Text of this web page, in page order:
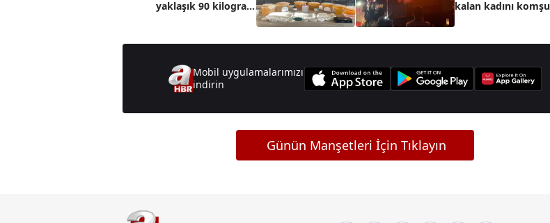
yaklaşık 90 kilogram
kalan kadını
Mobil uygulamalarımızı
indirin
Günün Manşetleri İçin Tıklayın